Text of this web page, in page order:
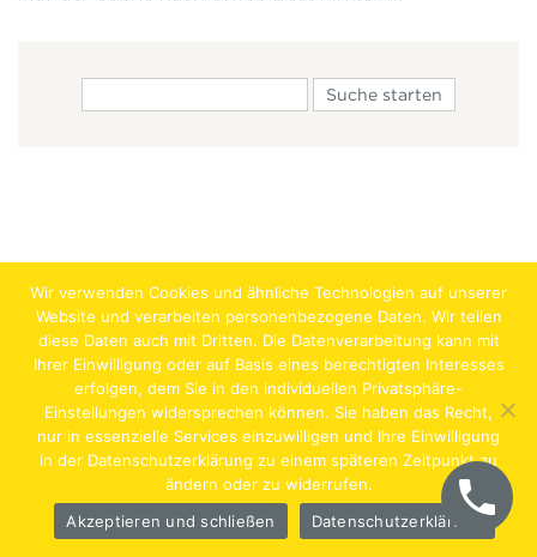
Jobs Lehrstellen Impressum AGB Datenschutz
Hentschläger Bau GmbH – A-4222 Langenstein,
Wir verwenden Cookies und ähnliche Technologien auf unserer
Website und verarbeiten personenbezogene Daten. Wir teilen
diese Daten auch mit Dritten. Die Datenverarbeitung kann mit
Ihrer Einwilligung oder auf Basis eines berechtigten Interesses
erfolgen, dem Sie in den individuellen Privatsphäre-
Einstellungen widersprechen können. Sie haben das Recht,
nur in essenzielle Services einzuwilligen und Ihre Einwilligung
in der Datenschutzerklärung zu einem späteren Zeitpunkt zu
ändern oder zu widerrufen.
Akzeptieren und schließen
Datenschutzerklärung